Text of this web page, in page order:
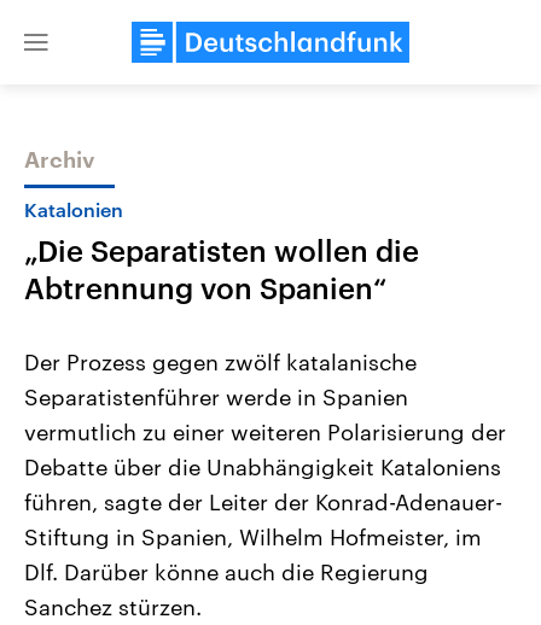
Close
Themen
Landtagswahl Sachsen-Anhalt
2026
Alle Informationen
Sachsen-Anhalt wählt am 6.
September 2026 einen neuen
Landtag. Seit 2021 wird das
Bundesland von einer Koalition aus
CDU, SPD und FDP regiert.-
Umfragen, Prognosen,
Wahlprogramme, aktuelle Berichte
und Hintergründe zu den Parteien
USA
Aktuelle Beiträge,
Hintergründe
Wirtschaftlich und
gehören die Vereinigten
den mächtigsten Ländern
mit großem Einfluss auf
Sendungen Programm
Archiv
Katalonien
„Die Separatisten wollen die
Abtrennung von Spanien“
Der Prozess gegen zwölf katalanische
Separatistenführer werde in Spanien
vermutlich zu einer weiteren Polarisierung der
Debatte über die Unabhängigkeit Kataloniens
führen, sagte der Leiter der Konrad-Adenauer-
Stiftung in Spanien, Wilhelm Hofmeister, im
Dlf. Darüber könne auch die Regierung
Sanchez stürzen.